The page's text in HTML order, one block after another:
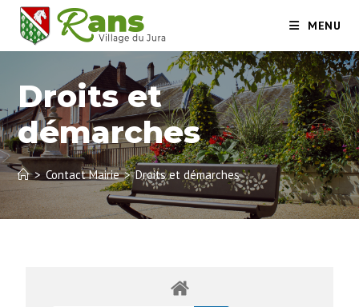
MENU
Droits et
démarches
> Contact Mairie > Droits et démarches